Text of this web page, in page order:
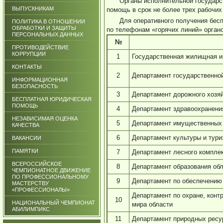
ВЫПУСКНИКАМ
ПОЛИТИКА В ОТНОШЕНИИ
ОБРАБОТКИ И ЗАЩИТЫ
ПЕРСОНАЛЬНЫХ ДАННЫХ
ПРОТИВОДЕЙСТВИЕ
КОРРУПЦИИ
КОНТАКТЫ
ИНФОРМАЦИОННАЯ
БЕЗОПАСНОСТЬ
БЕСПЛАТНАЯ ЮРИДИЧЕСКАЯ
ПОМОЩЬ
НЕЗАВИСИМАЯ ОЦЕНКА
КАЧЕСТВА
ВАКАНСИИ
ПАМЯТКИ
ВСЕРОССИЙСКОЕ
ЧЕМПИОНАТНОЕ ДВИЖЕНИЕ
ПО ПРОФЕССИОНАЛЬНОМУ
МАСТЕРСТВУ
«ПРОФЕССИОНАЛЫ»
НАЦИОНАЛЬНЫЙ ЧЕМПИОНАТ
АБИЛИМПИКС
помощь в срок не более трех
Для оперативного получения
по телефонам «горячих линий»
№
1
Государственная жилищная
2 Департамент
3
Департамент дорожного
4
Департамент
5
Департамент
6
Департамент культуры и
7
Департамент лесного
8
Департамент образования
9
Департамент по
10
Департамент по охране,
мира области
11
Департамент природных